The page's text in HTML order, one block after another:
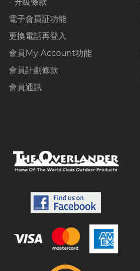
電子會員証功能
更換電話再登入
會員My Account功能
會員計劃條款
會員通訊